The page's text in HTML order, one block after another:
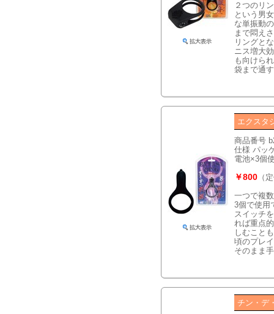
２つのリ
という男
な単振動
まで悶え
リングと
ニス増大
も向けら
袋まで通
エクス
商品番号
仕様 パッ
電池×3個
￥800 （
一つで複
3個で使用
スイッチ
れば重点
しむこと
頃のプレ
そのまま
チン・